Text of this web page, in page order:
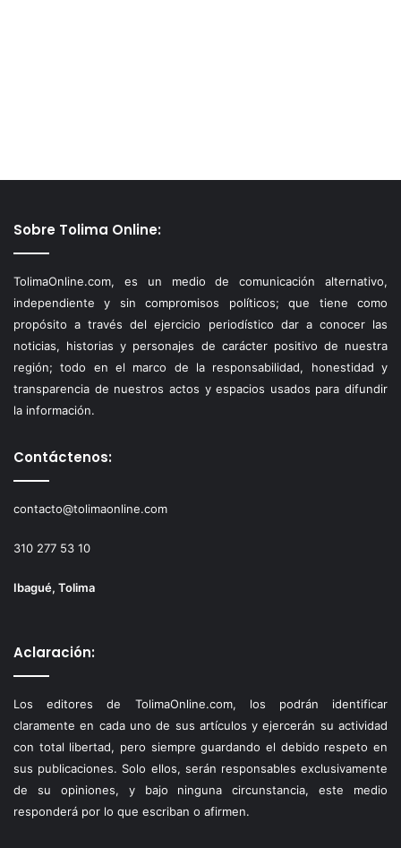
Sobre Tolima Online:
TolimaOnline.com, es un medio de comunicación alternativo,
independiente y sin compromisos políticos; que tiene como
propósito a través del ejercicio periodístico dar a conocer las
noticias, historias y personajes de carácter positivo de nuestra
región; todo en el marco de la responsabilidad, honestidad y
transparencia de nuestros actos y espacios usados para difundir
la información.
Contáctenos:
contacto@tolimaonline.com
310 277 53 10
Ibagué, Tolima
Aclaración:
Los editores de TolimaOnline.com, los podrán identificar
claramente en cada uno de sus artículos y ejercerán su actividad
con total libertad, pero siempre guardando el debido respeto en
sus publicaciones. Solo ellos, serán responsables exclusivamente
de su opiniones, y bajo ninguna circunstancia, este medio
responderá por lo que escriban o afirmen.